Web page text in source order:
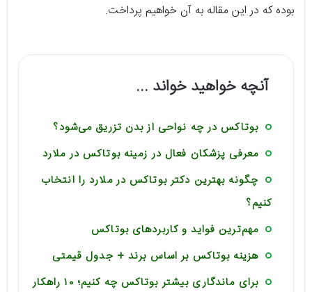
بوده که در این مقاله به آن خواهیم پرداخت.
آنچه خواهید خواند ...
بوتاکس در چه نواحی از بدن تزریق می‌شود؟
معرفی پزشکان فعال در زمینه بوتاکس در ملارد
چگونه بهترین دکتر بوتاکس در ملارد را انتخاب
کنیم؟
مهم‌ترین فواید و کاربردهای بوتاکس
هزینه بوتاکس بر اساس برند + جدول قیمتی
برای ماندگاری بیشتر بوتاکس چه کنیم؛ ۱۰ راهکار